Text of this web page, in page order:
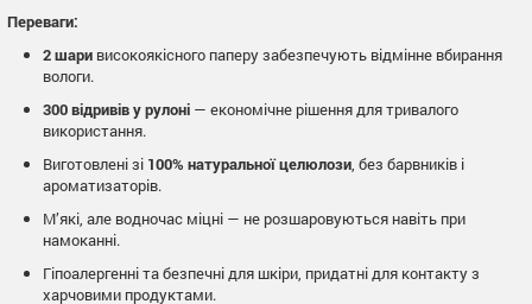
Переваги:
2 шари високоякісного паперу забезпечують відмінне вбирання
вологи.
300 відривів у рулоні — економічне рішення для тривалого
використання.
Виготовлені зі 100% натуральної целюлози, без барвників і
ароматизаторів.
М’які, але водночас міцні — не розшаровуються навіть при
намоканні.
Гіпоалергенні та безпечні для шкіри, придатні для контакту з
харчовими продуктами.